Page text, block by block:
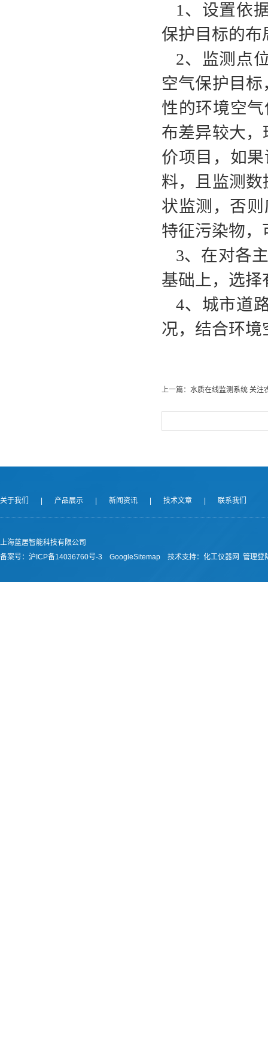
1、设置依
保护目标的布
2、监测点
空气保护目
性的环境空
布差异较大
价项目，如
料，且监测
状监测，否
特征污染物，
3、在对各
基础上，选
4、城市道
况，结合环
上一篇： 水质在线监测系统 关注
关于我们 产品展示 新闻资讯 技术文章 联系我们
上海蓝居智能科技有限公司
备案号： 沪ICP备14036760号-3 GoogleSitemap 技术支持： 化工仪器网 管理登